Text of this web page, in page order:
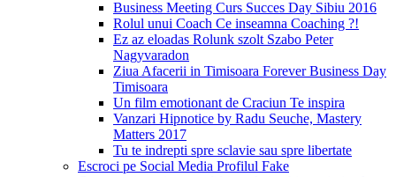
Business Meeting Curs Succes Day Sibiu 2016
Rolul unui Coach Ce inseamna Coaching ?!
Ez az eloadas Rolunk szolt Szabo Peter
Nagyvaradon
Ziua Afacerii in Timisoara Forever Business Day
Timisoara
Un film emotionant de Craciun Te inspira
Vanzari Hipnotice by Radu Seuche, Mastery
Matters 2017
Tu te indrepti spre sclavie sau spre libertate
Escroci pe Social Media Profilul Fake